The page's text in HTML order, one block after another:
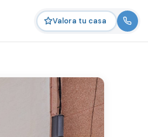
Valora tu casa